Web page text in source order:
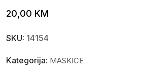
20,00 KM
SKU: 14154
Kategorija: MASKICE